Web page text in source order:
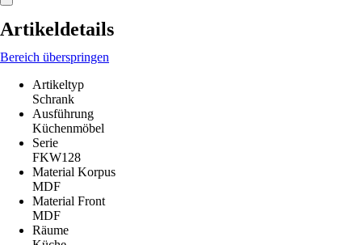
Artikeldetails
Bereich überspringen
Artikeltyp
Schrank
Ausführung
Küchenmöbel
Serie
FKW128
Material Korpus
MDF
Material Front
MDF
Räume